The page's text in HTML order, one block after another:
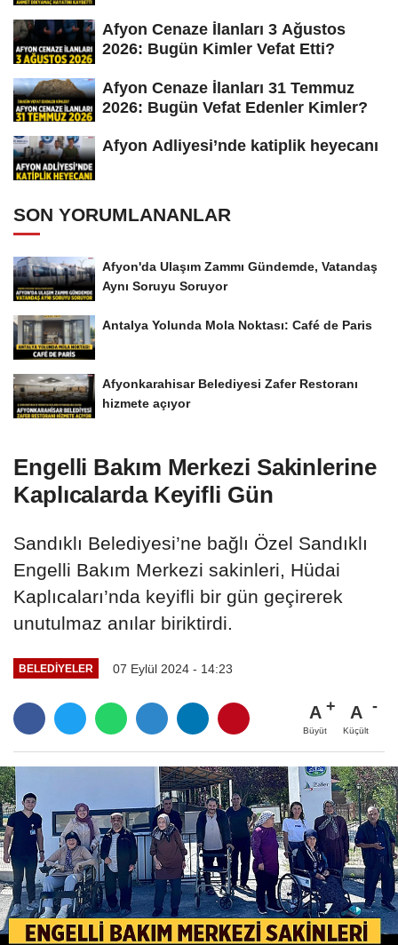
Afyon Cenaze İlanları 3 Ağustos
2026: Bugün Kimler Vefat Etti?
Afyon Cenaze İlanları 31 Temmuz
2026: Bugün Vefat Edenler Kimler?
Afyon Adliyesi’nde katiplik heyecanı
SON YORUMLANANLAR
Afyon'da Ulaşım Zammı Gündemde, Vatandaş
Aynı Soruyu Soruyor
Antalya Yolunda Mola Noktası: Café de Paris
Afyonkarahisar Belediyesi Zafer Restoranı
hizmete açıyor
Engelli Bakım Merkezi Sakinlerine
Kaplıcalarda Keyifli Gün
Sandıklı Belediyesi’ne bağlı Özel Sandıklı
Engelli Bakım Merkezi sakinleri, Hüdai
Kaplıcaları’nda keyifli bir gün geçirerek
unutulmaz anılar biriktirdi.
BELEDIYELER 07 Eylül 2024 - 14:23
A
Büyüt
A
Küçült